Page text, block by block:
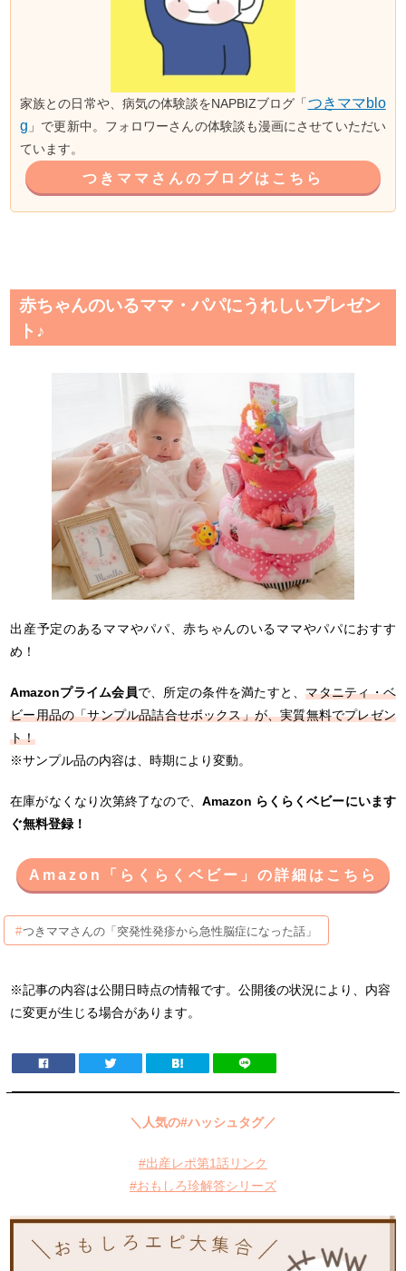
家族との日常や、病気の体験談をNAPBIZブログ「つきママblo
g 」で更新中。フォロワーさんの体験談も漫画にさせていただい
ています。
つきママさんのブログはこちら
赤ちゃんのいるママ・パパにうれしいプレゼン
ト♪
出産予定のあるママやパパ、赤ちゃんのいるママやパパにおすす
め！
Amazonプライム会員で、所定の条件を満たすと、マタニティ・ベ
ビー用品の「サンプル品詰合せボックス」が、実質無料でプレゼン
ト！
※サンプル品の内容は、時期により変動。
在庫がなくなり次第終了なので、 Amazon らくらくベビーにいます
ぐ無料登録！
Amazon「らくらくベビー」の詳細はこちら
つきママさんの「突発性発疹から急性脳症になった話」
※記事の内容は公開日時点の情報です。公開後の状況により、内容
に変更が生じる場合があります。
＼人気の#ハッシュタグ／
#出産レポ第1話リンク
#おもしろ珍解答シリーズ